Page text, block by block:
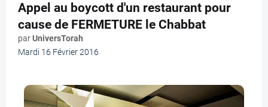
Appel au boycott d'un restaurant pour
cause de FERMETURE le Chabbat
parUniversTorah
Mardi 16 Février 2016